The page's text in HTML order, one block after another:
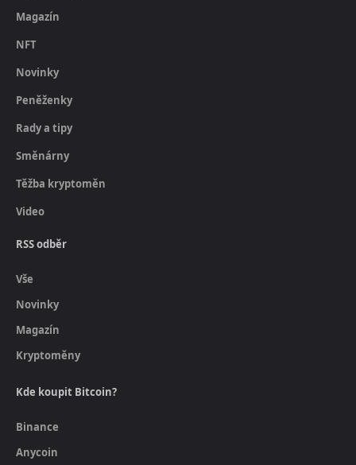
Magazín
NFT
Novinky
Peněženky
Rady a tipy
Směnárny
Těžba kryptoměn
Video
RSS odběr
Vše
Novinky
Magazín
Kryptoměny
Kde koupit Bitcoin?
Binance
Anycoin